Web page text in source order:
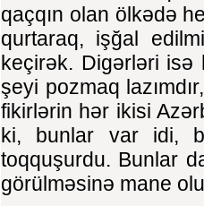
qaçqın olan ölkədə
qurtaraq, işğal
keçirək. Digərləri isə
şeyi pozmaq
fikirlərin hər ikisi
ki, bunlar var idi,
toqquşurdu. Bunlar
görülməsinə mane